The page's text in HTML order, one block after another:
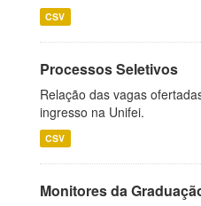
CSV
Processos Seletivos
Relação das vagas
ingresso na Unifei.
CSV
Monitores da